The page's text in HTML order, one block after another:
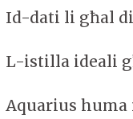
Id-dati li għal
L-istilla ideali
Aquarius